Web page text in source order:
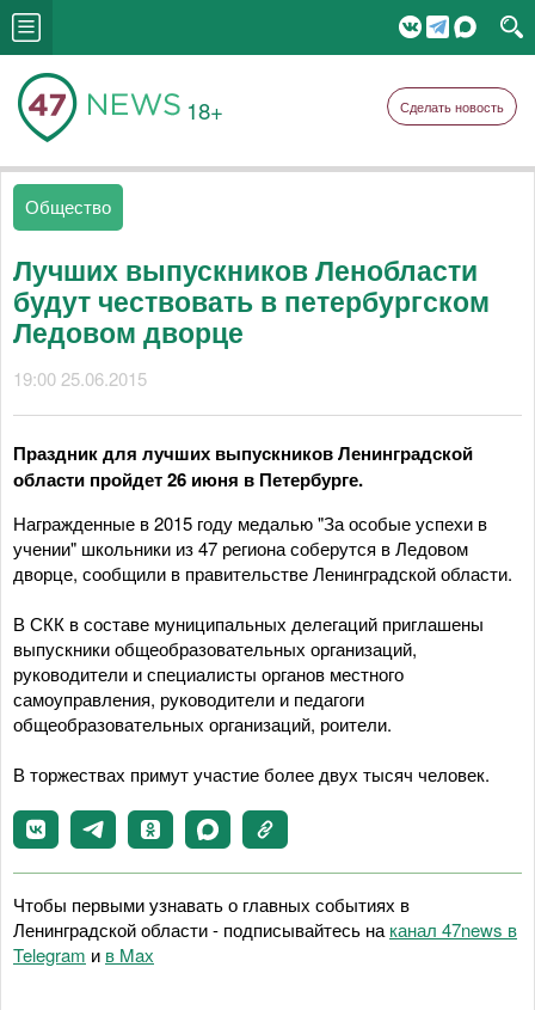
18+ Сделать новость
Общество
Лучших выпускников Ленобласти
будут чествовать в петербургском
Ледовом дворце
19:00 25.06.2015
Праздник для лучших выпускников Ленинградской
области пройдет 26 июня в Петербурге.
Награжденные в 2015 году медалью "За особые успехи в
учении" школьники из 47 региона соберутся в Ледовом
дворце, сообщили в правительстве Ленинградской области.
В СКК в составе муниципальных делегаций приглашены
выпускники общеобразовательных организаций,
руководители и специалисты органов местного
самоуправления, руководители и педагоги
общеобразовательных организаций, роители.
В торжествах примут участие более двух тысяч человек.
Чтобы первыми узнавать о главных событиях в
Ленинградской области - подписывайтесь на канал 47news в
Telegram и в Maх